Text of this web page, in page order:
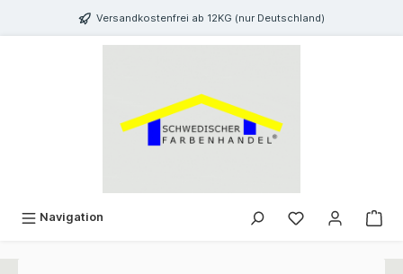
springen Versandkostenfrei ab 12KG (nur Deutschland)
Navigation